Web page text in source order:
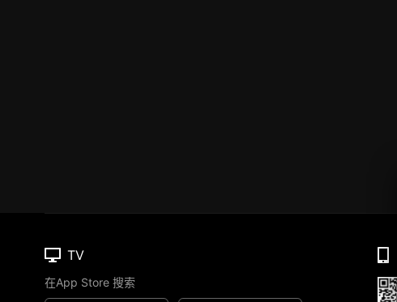
TV
在App Store 搜索